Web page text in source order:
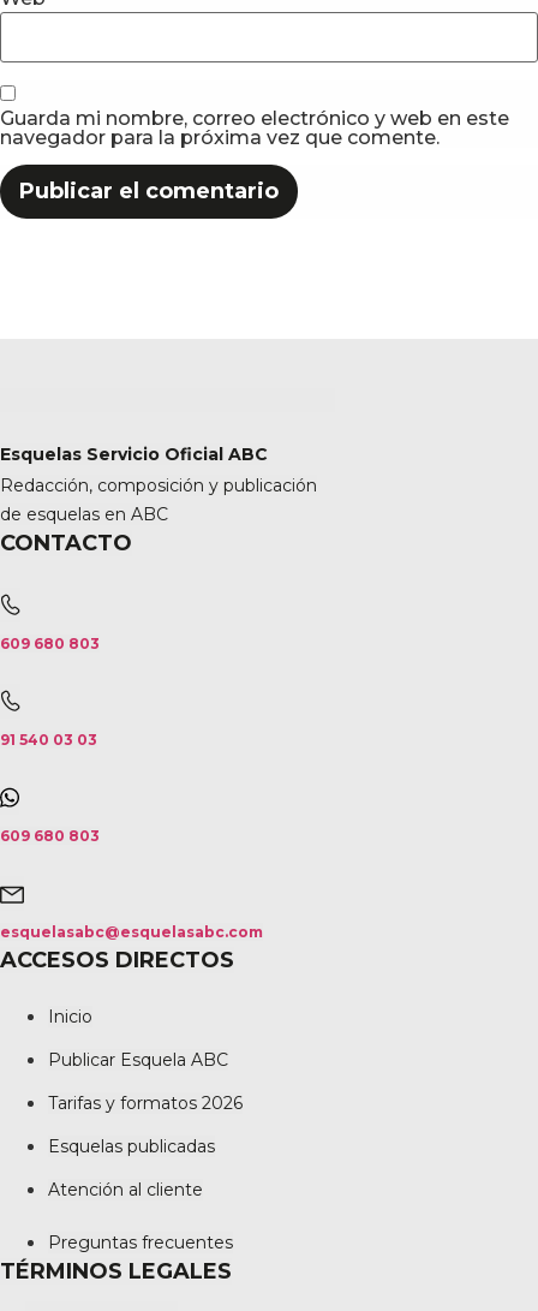
Guarda mi nombre, correo electrónico y web en este
navegador para la próxima vez que comente.
Esquelas Servicio Oficial ABC
Redacción, composición y publicación
de esquelas en ABC
CONTACTO
609 680 803
91 540 03 03
609 680 803
esquelasabc@esquelasabc.com
ACCESOS DIRECTOS
Inicio
Publicar Esquela ABC
Tarifas y formatos 2026
Esquelas publicadas
Atención al cliente
Preguntas frecuentes
TÉRMINOS LEGALES